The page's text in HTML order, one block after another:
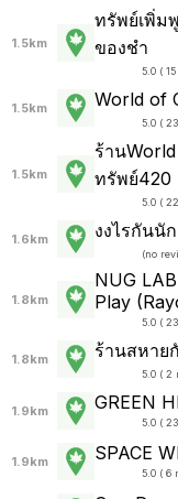
1.5km
ทรัพย์เพิ่ม
ของชำ
5.0 (
1.5km World of
5.0 (
1.5km
ร้าน
ทรัพย์420
5.0 (
1.6km งงไรกันนั
(no
1.8km
NUG
Play
5.0 (
1.8km ร้านสหาย
5.0 ( 2
1.9km GREEN
5.0 (
1.9km SPACE
5.0 ( 6